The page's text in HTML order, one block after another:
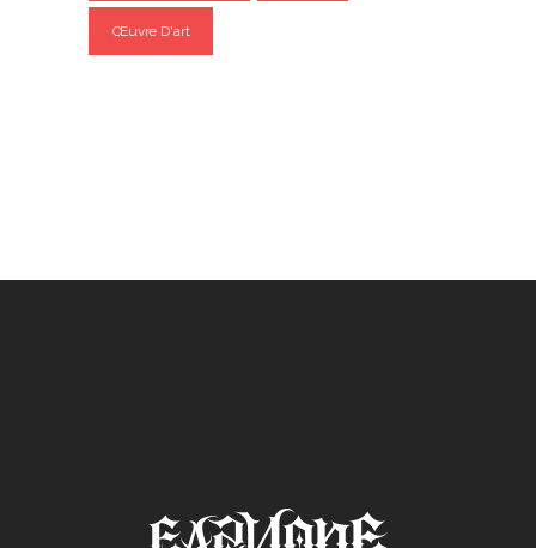
Œuvre D'art